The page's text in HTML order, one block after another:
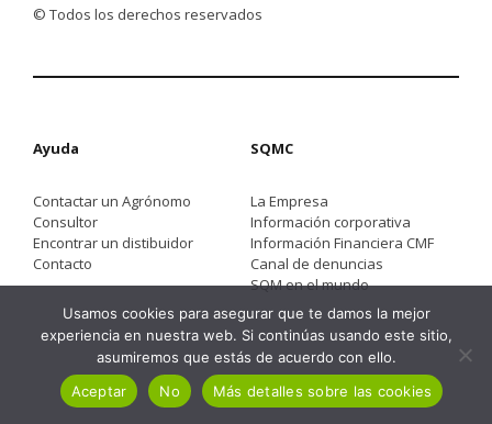
© Todos los derechos reservados
Ayuda
Contactar un Agrónomo
Consultor
Encontrar un distibuidor
Contacto
SQMC
La Empresa
Información corporativa
Información Financiera CMF
Canal de denuncias
SQM en el mundo
Usamos cookies para asegurar que te damos la mejor
experiencia en nuestra web. Si continúas usando este sitio,
asumiremos que estás de acuerdo con ello.
Aceptar
No Más detalles sobre las cookies